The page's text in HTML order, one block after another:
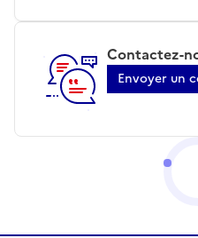
Contactez-
Envoyer un